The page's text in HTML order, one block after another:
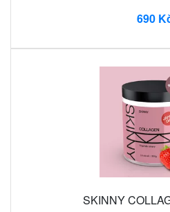
690
SKINNY